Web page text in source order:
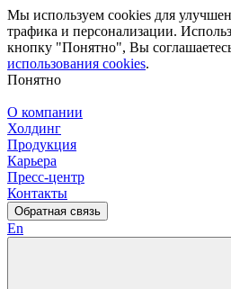
Мы используем cookies для
трафика и персонализации.
кнопку "Понятно", Вы
использования cookies.
Понятно
О компании
Холдинг
Продукция
Карьера
Пресс-центр
Контакты
Обратная связь
En